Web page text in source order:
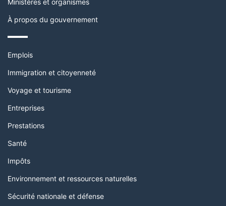
À propos du gouvernement
Thèmes
sujets
Emplois
Immigration et citoyenneté
Voyage et tourisme
Entreprises
Prestations
Santé
Impôts
Environnement et ressources naturelles
Sécurité nationale et défense